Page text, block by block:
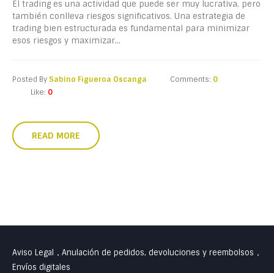
El trading es una actividad que puede ser muy lucrativa, pero
también conlleva riesgos significativos. Una estrategia de
trading bien estructurada es fundamental para minimizar
esos riesgos y maximizar...
Posted By Sabino Figueroa Oscanga Comments: 0
Like: 0
READ MORE
Aviso Legal • Anulación de pedidos, devoluciones y reembolsos •
Envíos digitales